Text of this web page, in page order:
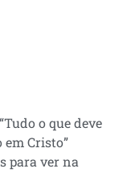
o que deve
Cristo”
para ver na